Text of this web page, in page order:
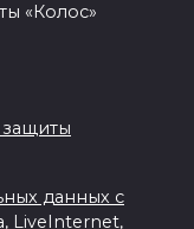
«Колос»
данных с
LiveInternet,